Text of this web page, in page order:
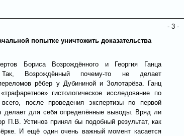
- 3 -
попытке уничтожить доказательства
Бориса Возрождённого и Георгия Ганца
Так, Возрождённый почему-то не делает
рёбер у Дубининой и Золотарёва. Ганц
гистологическое исследование по
после проведения экспертизы по первой
делает для себя определённые выводы. Вряд ли
Устинов принял бы подобный результат, как
И ещё один очень важный момент касается